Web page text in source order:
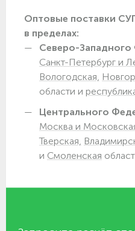
Оптовые поставки
в пределах:
Северо-Западного
Санкт-Петербург и
Вологодская,
области и
Центрального
Москва и
Тверская,
и Смоленская